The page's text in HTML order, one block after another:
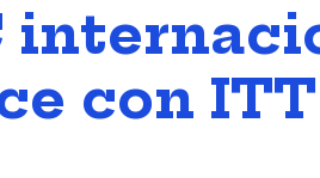
con